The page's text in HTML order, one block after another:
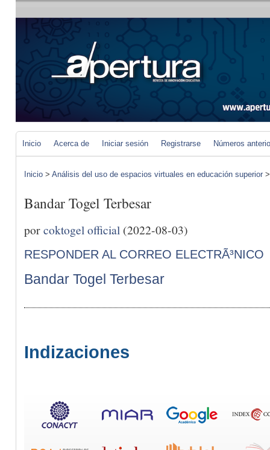
Inicio Acerca de Iniciar sesión Registrarse Números
Inicio > Análisis del uso de espacios virtuales en educación superior
Bandar Togel Terbesar
porcoktogel official (2022-08-03)
RESPONDER AL CORREO ELECTRÃ³NICO
Bandar Togel Terbesar
Indizaciones